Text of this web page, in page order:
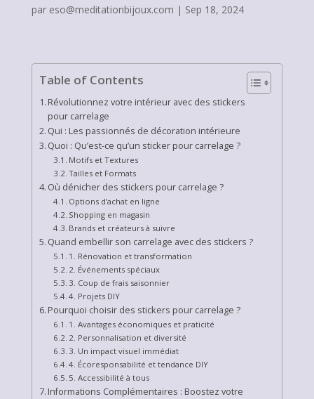
par eso@meditationbijoux.com | Sep 18, 2024
Table of Contents
Révolutionnez votre intérieur avec des stickers
pour carrelage
Qui : Les passionnés de décoration intérieure
Quoi : Qu’est-ce qu’un sticker pour carrelage ?
Motifs et Textures
Tailles et Formats
Où dénicher des stickers pour carrelage ?
Options d’achat en ligne
Shopping en magasin
Brands et créateurs à suivre
Quand embellir son carrelage avec des stickers ?
1. Rénovation et transformation
2. Événements spéciaux
3. Coup de frais saisonnier
4. Projets DIY
Pourquoi choisir des stickers pour carrelage ?
1. Avantages économiques et praticité
2. Personnalisation et diversité
3. Un impact visuel immédiat
4. Écoresponsabilité et tendance DIY
5. Accessibilité à tous
Informations Complémentaires : Boostez votre